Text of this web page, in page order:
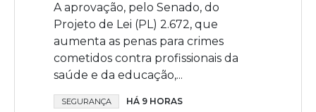
A aprovação, pelo Senado, do
Projeto de Lei (PL) 2.672, que
aumenta as penas para crimes
cometidos contra profissionais da
saúde e da educação,...
SEGURANÇA HÁ 9 HORAS